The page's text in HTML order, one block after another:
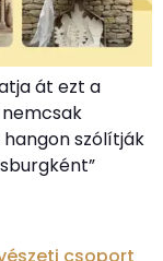
át ezt a
szólítják